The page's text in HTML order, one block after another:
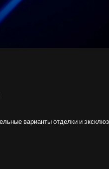
варианты отделки и